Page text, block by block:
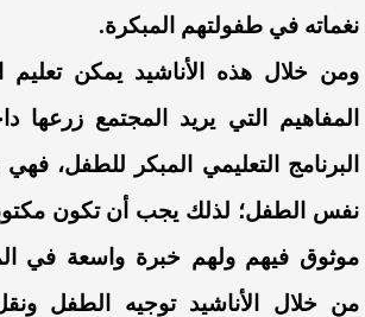
نغماته في طفولتهم المبكرة.
ومن خلال هذه الأناشيد يمكن تعليم
المفاهيم التي يريد المجتمع
البرنامج التعليمي المبكر للطفل،
نفس الطفل؛ لذلك يجب أن تكون مكتوبة
موثوق فيهم ولهم خبرة واسعة في
من خلال الأناشيد توجيه الطفل